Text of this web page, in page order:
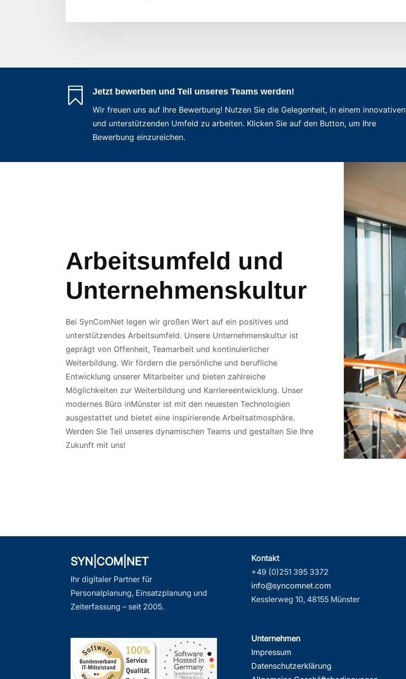

Jetzt bewerben und Teil unseres Teams werden!
Wir freuen uns auf Ihre Bewerbung! Nutzen Sie die Gelegenheit, in einem innovativen
und unterstützenden Umfeld zu arbeiten. Klicken Sie auf den Button, um Ihre
Bewerbung einzureichen.
Arbeitsumfeld und
Unternehmenskultur
Bei SynComNet legen wir großen Wert auf ein positives und
unterstützendes Arbeitsumfeld. Unsere Unternehmenskultur ist
geprägt von Offenheit, Teamarbeit und kontinuierlicher
Weiterbildung. Wir fördern die persönliche und berufliche
Entwicklung unserer Mitarbeiter und bieten zahlreiche
Möglichkeiten zur Weiterbildung und Karriereentwicklung. Unser
modernes Büro inMünster ist mit den neuesten Technologien
ausgestattet und bietet eine inspirierende Arbeitsatmosphäre.
Werden Sie Teil unseres dynamischen Teams und gestalten Sie Ihre
Zukunft mit uns!
SYN|COM|NET
Ihr digitaler Partner für
Personalplanung, Einsatzplanung und
Zeiterfassung – seit 2005.
Kontakt
+49 (0)251 395 3372
info@syncomnet.com
Kesslerweg 10, 48155 Münster
Unternehmen
Impressum
Datenschutzerklärung